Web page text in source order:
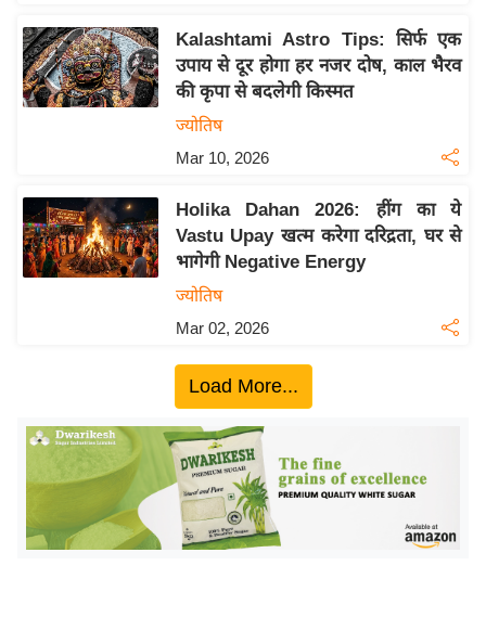
मि
सा
ल
त
यं
ग
त्य
ज
त
Kalashtami Astro Tips: सिर्फ एक
उपाय से दूर होगा हर नजर दोष, काल भैरव
की कृपा से बदलेगी किस्मत
ज्योतिष
Mar 10, 2026
Holika Dahan 2026: हींग का ये
Vastu Upay खत्म करेगा दरिद्रता, घर से
भागेगी Negative Energy
ज्योतिष
Mar 02, 2026
Load More...